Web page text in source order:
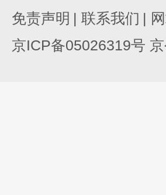
免责声明 | 联系我们 |
京ICP备05026319号